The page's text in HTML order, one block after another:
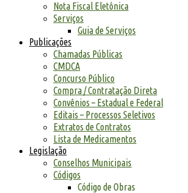
Nota Fiscal Eletônica
Serviços
Guia de Serviços
Publicações
Chamadas Públicas
CMDCA
Concurso Público
Compra / Contratação Direta
Convênios – Estadual e Federal
Editais – Processos Seletivos
Extratos de Contratos
Lista de Medicamentos
Legislação
Conselhos Municipais
Códigos
Código de Obras